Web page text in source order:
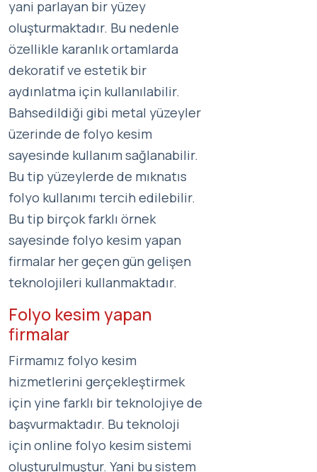
yani parlayan bir yüzey
oluşturmaktadır. Bu nedenle
özellikle karanlık ortamlarda
dekoratif ve estetik bir
aydınlatma için kullanılabilir.
Bahsedildiği gibi metal yüzeyler
üzerinde de folyo kesim
sayesinde kullanım sağlanabilir.
Bu tip yüzeylerde de mıknatıs
folyo kullanımı tercih edilebilir.
Bu tip birçok farklı örnek
sayesinde folyo kesim yapan
firmalar her geçen gün gelişen
teknolojileri kullanmaktadır.
Folyo kesim yapan
firmalar
Firmamız folyo kesim
hizmetlerini gerçekleştirmek
için yine farklı bir teknolojiye de
başvurmaktadır. Bu teknoloji
için online folyo kesim sistemi
oluşturulmuştur. Yani bu sistem